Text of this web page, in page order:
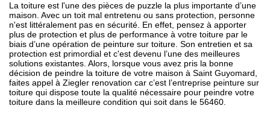
La toiture est l'une des pièces de puzzle la plus importante d’une
maison. Avec un toit mal entretenu ou sans protection, personne
n'est littéralement pas en sécurité. En effet, pensez à apporter
plus de protection et plus de performance à votre toiture par le
biais d’une opération de peinture sur toiture. Son entretien et sa
protection est primordial et c'est devenu l’une des meilleures
solutions existantes. Alors, lorsque vous avez pris la bonne
décision de peindre la toiture de votre maison à Saint Guyomard,
faites appel à Ziegler renovation car c’est l’entreprise peinture sur
toiture qui dispose toute la qualité nécessaire pour peindre votre
toiture dans la meilleure condition qui soit dans le 56460.